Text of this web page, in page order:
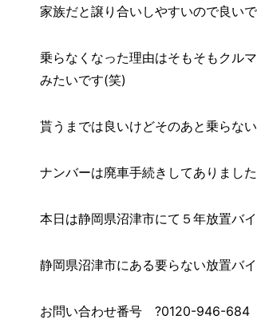
家族だと譲り合いしやすいので良い
乗らなくなった理由はそもそもクル
みたいです(笑)
貰うまでは良いけどそのあと乗らな
ナンバーは廃車手続きしてありまし
本日は静岡県沼津市にて５年放置バ
静岡県沼津市にある要らない放置バ
お問い合わせ番号 ?0120-946-684